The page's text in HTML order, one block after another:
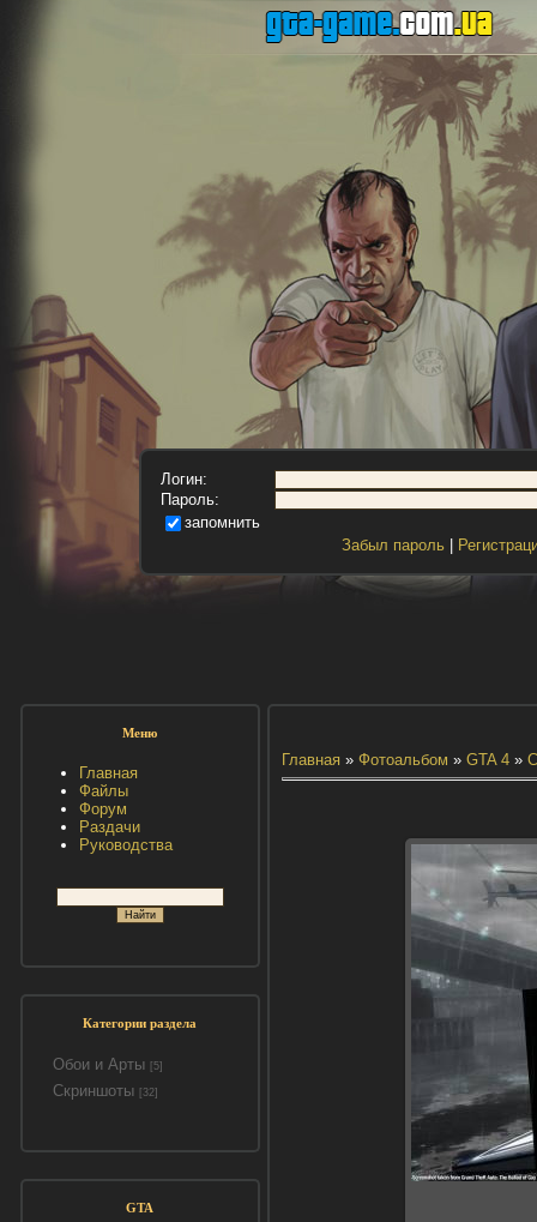
Логин:
Пароль:
запомнить
Забыл пароль|
Меню
Главная
Файлы
Форум
Раздачи
Руководства
Категории раздела
Обои и Арты [5]
Скриншоты [32]
GTA
Главная» Фотоальбом » GTA 4»